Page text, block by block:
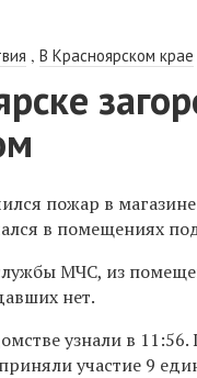
,В Красноярском крае
пожар в
в помещениях
МЧС, из
нет.
узнали в
участие 9